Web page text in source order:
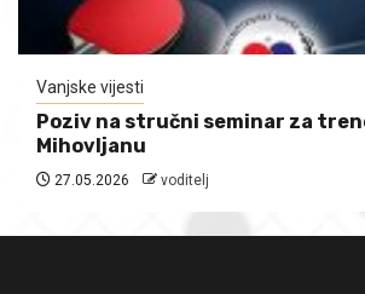
Vanjske vijesti
Poziv na stručni seminar za
Mihovljanu
27.05.2026 voditelj